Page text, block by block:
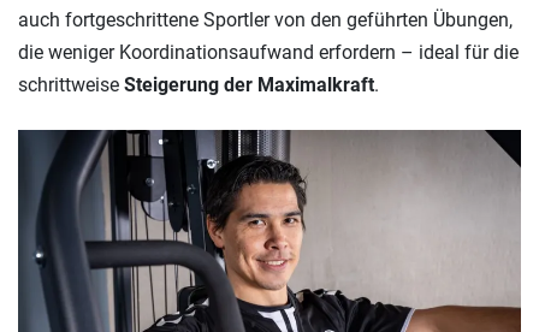
auch fortgeschrittene Sportler von den geführten Übungen,
die weniger Koordinationsaufwand erfordern – ideal für die
schrittweise Steigerung der Maximalkraft.